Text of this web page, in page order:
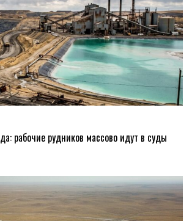
рабочие рудников массово идут в суды